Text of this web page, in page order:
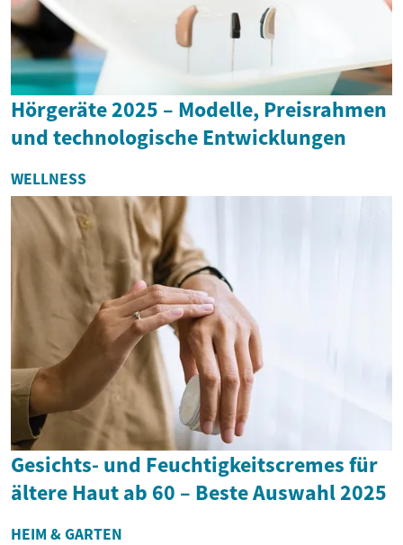
Hörgeräte 2025 – Modelle, Preisrahmen
und technologische Entwicklungen
WELLNESS
Gesichts- und Feuchtigkeitscremes für
ältere Haut ab 60 – Beste Auswahl 2025
HEIM & GARTEN